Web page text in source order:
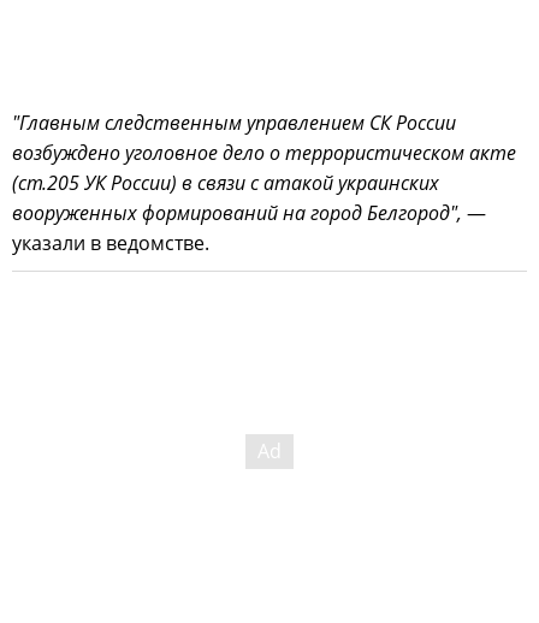
"Главным следственным управлением СК России
возбуждено уголовное дело о террористическом акте
(ст.205 УК России) в связи с атакой украинских
вооруженных формирований на город Белгород", —
указали в ведомстве.